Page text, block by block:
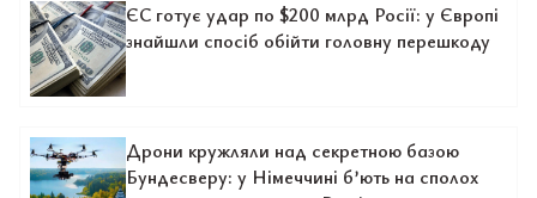
ЄС готує удар по $200 млрд Росії: у Європі
знайшли спосіб обійти головну перешкоду
Дрони кружляли над секретною базою
Бундесверу: у Німеччині б’ють на сполох